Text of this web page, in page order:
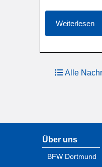
Weiterlesen
Alle
Über uns
BFW Dortmund